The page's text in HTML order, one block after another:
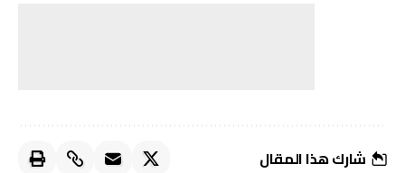
شارك هذا المقال